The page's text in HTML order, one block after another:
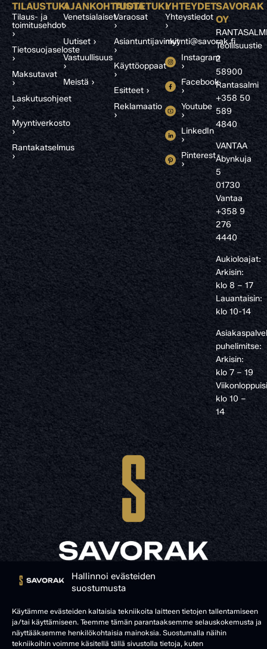
Hallinnoi evästeiden
suostumusta
Käytämme evästeiden kaltaisia tekniikoita laitteen tietojen tallentamiseen
ja/tai käyttämiseen. Teemme tämän parantaaksemme selauskokemusta ja
näyttääksemme henkilökohtaisia mainoksia. Suostumalla näihin
tekniikoihin voimme käsitellä tällä sivustolla tietoja, kuten
TILAUSTUKI
Tilaus- ja
toimitusehdot
›
Tietosuojaseloste
›
Maksutavat
›
Laskutusohjeet
›
Myyntiverkosto
›
Rantakatselmus
›
AJANKOHTAISTA
Venetsialaiset
›
Uutiset ›
Vastuullisuus
›
Meistä ›
TUOTETUKI
Varaosat
›
Asiantuntijavinkit
›
Käyttöoppaat
›
Esitteet ›
Reklamaatio
›
YHTEYDET
Yhteystiedot
›
myynti@savorak.fi
Instagram
›
Facebook
›
Youtube
›
LinkedIn
›
Pinterest
›
SAVORAK
OY
Teollisuustie
2
58900
Rantasalmi
+358 50
589
4840
VANTAA
Åbynkuja
5
01730
Vantaa
+358 9
276
4440
Aukioloajat:
Arkisin:
klo 8 – 17
Lauantaisin:
klo 10-14
puhelimitse:
Arkisin:
klo 7 – 19
klo 10 –
14
© SAVORAK 2025